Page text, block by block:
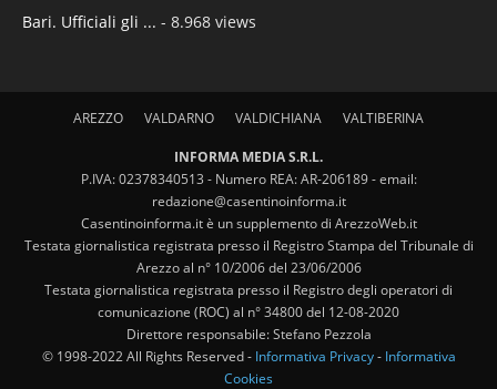
Bari. Ufficiali gli ... - 8.968 views
AREZZO VALDARNO VALDICHIANA VALTIBERINA
INFORMA MEDIA S.R.L.
P.IVA: 02378340513 - Numero REA: AR-206189 - email:
redazione@casentinoinforma.it
Casentinoinforma.it è un supplemento di ArezzoWeb.it
Testata giornalistica registrata presso il Registro Stampa del Tribunale di
Arezzo al n° 10/2006 del 23/06/2006
Testata giornalistica registrata presso il Registro degli operatori di
comunicazione (ROC) al n° 34800 del 12-08-2020
Direttore responsabile: Stefano Pezzola
© 1998-2022 All Rights Reserved - Informativa Privacy- Informativa
Cookies